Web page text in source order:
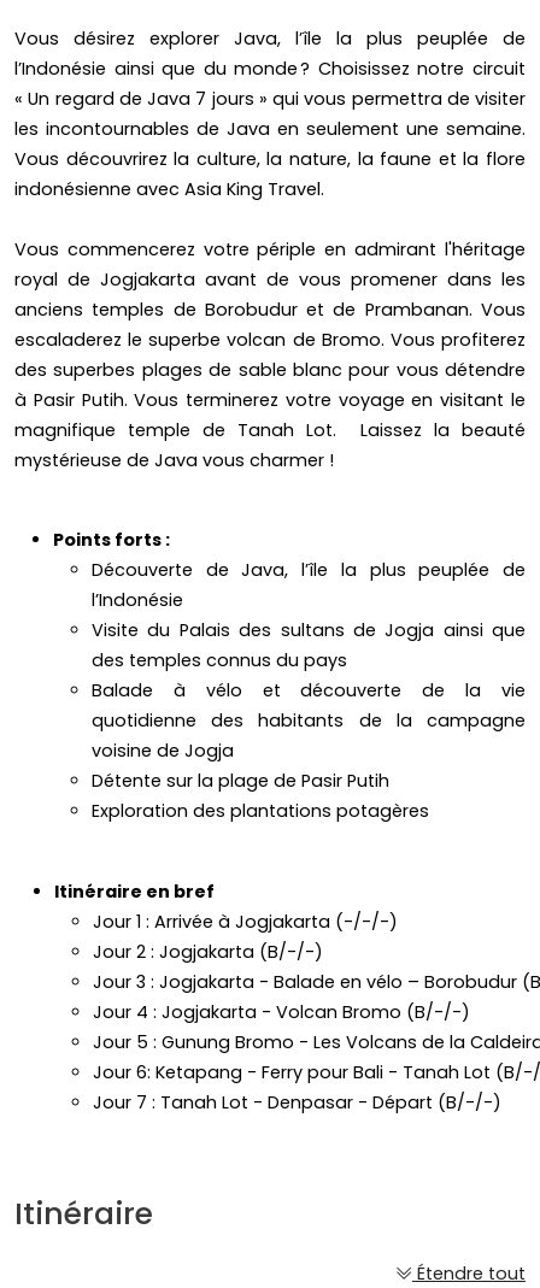
Vous désirez explorer Java, l’île la plus peuplée de
l’Indonésie ainsi que du monde ? Choisissez notre circuit
« Un regard de Java 7 jours » qui vous permettra de visiter
les incontournables de Java en seulement une semaine.
Vous découvrirez la culture, la nature, la faune et la flore
indonésienne avec Asia King Travel.
Vous commencerez votre périple en admirant l'héritage
royal de Jogjakarta avant de vous promener dans les
anciens temples de Borobudur et de Prambanan. Vous
escaladerez le superbe volcan de Bromo. Vous profiterez
des superbes plages de sable blanc pour vous détendre
à Pasir Putih. Vous terminerez votre voyage en visitant le
magnifique temple de Tanah Lot. Laissez la beauté
mystérieuse de Java vous charmer !
Points forts :
Découverte de Java, l’île la plus peuplée de
l’Indonésie
Visite du Palais des sultans de Jogja ainsi que
des temples connus du pays
Balade à vélo et découverte de la vie
quotidienne des habitants de la campagne
voisine de Jogja
Détente sur la plage de Pasir Putih
Exploration des plantations potagères
Itinéraire en bref
Jour 1 : ​Arrivée à Jogjakarta (-/-/-)
Jour 2 : Jogjakarta (B/-/-)
Jour 3 : Jogjakarta - Balade en vélo – Borobudur
Jour 4 : Jogjakarta - Volcan Bromo (B/-/-)
Jour 5 : Gunung Bromo - Les Volcans de la
Jour 6: Ketapang - Ferry pour Bali - Tanah Lot
Jour 7 : Tanah Lot - Denpasar - Départ (B/-/-)
Itinéraire
Étendre tout